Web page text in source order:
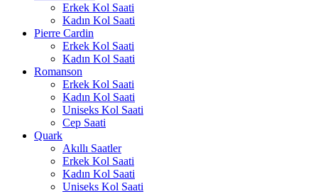
Erkek Kol Saati
Kadın Kol Saati
Pierre Cardin
Erkek Kol Saati
Kadın Kol Saati
Romanson
Erkek Kol Saati
Kadın Kol Saati
Uniseks Kol Saati
Cep Saati
Quark
Akıllı Saatler
Erkek Kol Saati
Kadın Kol Saati
Uniseks Kol Saati